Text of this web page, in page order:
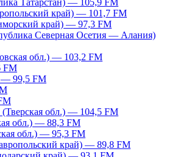
Татарстан) — 105,9 FM
край) — 101,7 FM
край) — 97,3 FM
Северная Осетия — Алания)
обл.) — 103,2 FM
FM
99,5 FM
обл.) — 104,5 FM
обл.) — 88,3 FM
обл.) — 95,3 FM
край) — 89,8 FM